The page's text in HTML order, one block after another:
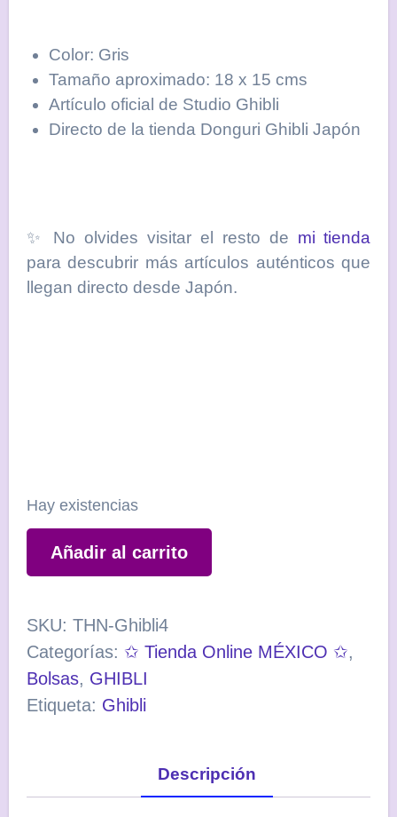
Color: Gris
Tamaño aproximado: 18 x 15 cms
Artículo oficial de Studio Ghibli
Directo de la tienda Donguri Ghibli Japón
✨ No olvides visitar el resto de mi tienda
para descubrir más artículos auténticos que
llegan directo desde Japón.
Hay existencias
Bolsa
-
GHIBLI
-
Mi
Añadir al carrito
SKU: THN-Ghibli4
Categorías: ✩ Tienda Online MÉXICO ✩,
Bolsas, GHIBLI
Etiqueta: Ghibli
Descripción